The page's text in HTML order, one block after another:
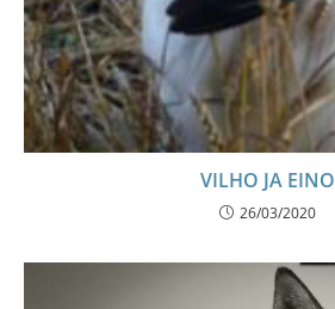
VILHO JA EINO
26/03/2020